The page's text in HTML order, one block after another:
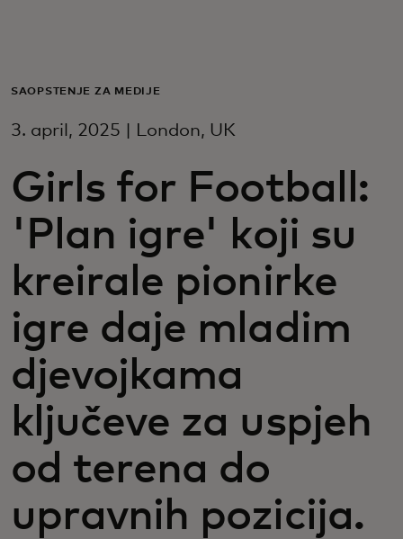
Za biznis
Za inovatore
Novosti i trendovi
SAOPŠTENJE ZA MEDIJE
3. april, 2025 | London, UK
Girls for Football:
'Plan igre' koji su
kreirale pionirke
igre daje mladim
djevojkama
ključeve za uspjeh
od terena do
upravnih pozicija.